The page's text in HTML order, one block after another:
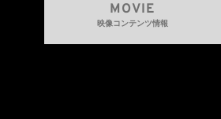
MOVIE
映像コンテンツ情報